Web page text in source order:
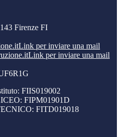
Firenze FI
Link per inviare una mail
Link per inviare una mail
FIIS019002
FIPM01901D
FITD019018